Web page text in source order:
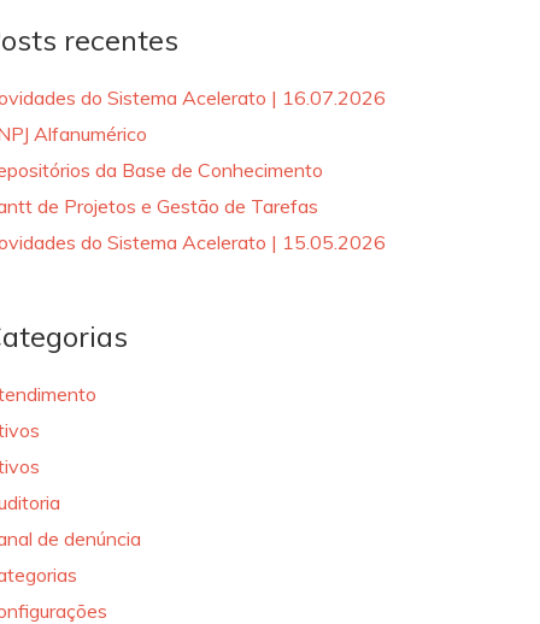
recentes
do Sistema Acelerato | 16.07.2026
Alfanumérico
da Base de Conhecimento
de Projetos e Gestão de Tarefas
do Sistema Acelerato | 15.05.2026
de denúncia